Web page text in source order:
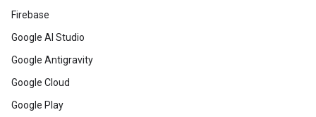
Firebase
Google AI Studio
Google Antigravity
Google Cloud
Google Play